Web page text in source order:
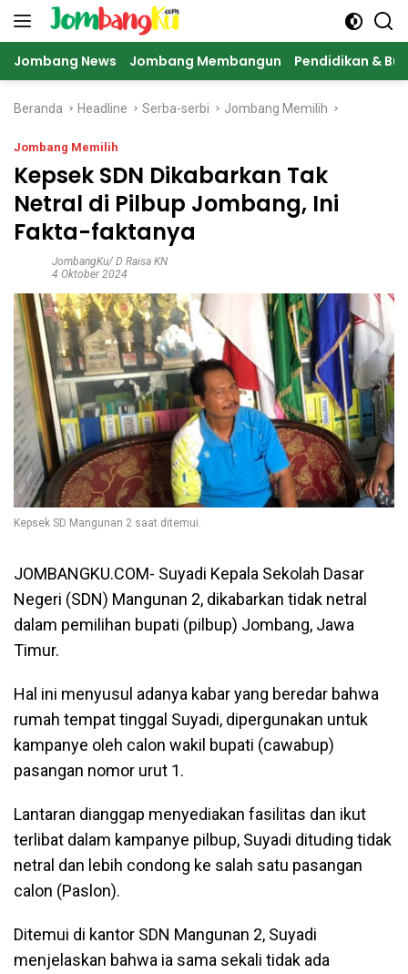
Langsung
Jombang News Jombang Membangun Pendidikan &
Beranda Headline Serba-serbi Jombang Memilih
Jombang Memilih
Kepsek SDN Dikabarkan Tak
Netral di Pilbup Jombang, Ini
Fakta-faktanya
JombangKu/ D Raisa KN
4 Oktober 2024
Kepsek SD Mangunan 2 saat ditemui.
JOMBANGKU.COM- Suyadi Kepala Sekolah Dasar
Negeri (SDN) Mangunan 2, dikabarkan tidak netral
dalam pemilihan bupati (pilbup) Jombang, Jawa
Timur.
Hal ini menyusul adanya kabar yang beredar bahwa
rumah tempat tinggal Suyadi, dipergunakan untuk
kampanye oleh calon wakil bupati (cawabup)
pasangan nomor urut 1.
Lantaran dianggap menyediakan fasilitas dan ikut
terlibat dalam kampanye pilbup, Suyadi dituding tidak
netral dan lebih condong ke salah satu pasangan
calon (Paslon).
Ditemui di kantor SDN Mangunan 2, Suyadi
menjelaskan bahwa ia sama sekali tidak ada